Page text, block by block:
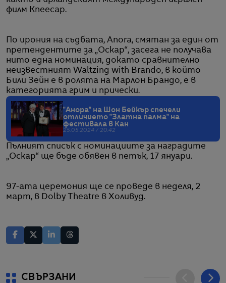
филм Kneecap.
По ирония на съдбата, Anora, смятан за един от
претендентите за „Оскар“, засега не получава
нито една номинация, докато сравнително
неизвестният Waltzing with Brando, в който
Били Зейн е в ролята на Марлон Брандо, е в
категорията грим и прически.
"Анора" на Шон Бейкър спечели
отличието "Златна палма" на
фестивала в Кан
25.05.2024 / 20:42
Пълният списък с номинациите за наградите
„Оскар“ ще бъде обявен в петък, 17 януари.
97-ата церемония ще се проведе в неделя, 2
март, в Dolby Theatre в Холивуд.
СВЪРЗАНИ